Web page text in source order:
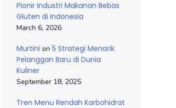
Pionir Industri Makanan Bebas
Gluten di Indonesia
March 6, 2026
Murtini on 5 Strategi Menarik
Pelanggan Baru di Dunia
Kuliner
September 18, 2025
Tren Menu Rendah Karbohidrat